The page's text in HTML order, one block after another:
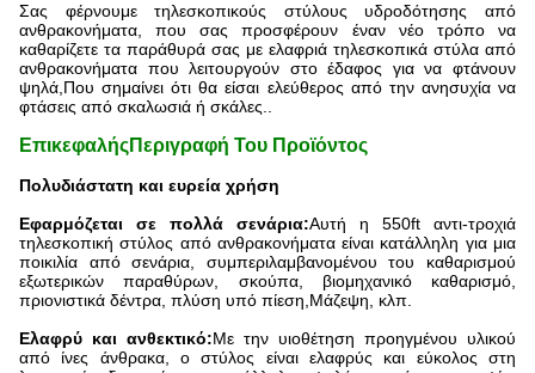
Σας φέρνουμε τηλεσκοπικούς στύλους υδροδότησης από
ανθρακονήματα, που σας προσφέρουν έναν νέο τρόπο να
καθαρίζετε τα παράθυρά σας με ελαφριά τηλεσκοπικά στύλα από
ανθρακονήματα που λειτουργούν στο έδαφος για να φτάνουν
ψηλά,Που σημαίνει ότι θα είσαι ελεύθερος από την ανησυχία να
φτάσεις από σκαλωσιά ή σκάλες..
ΕπικεφαλήςΠεριγραφή Του Προϊόντος
Πολυδιάστατη και ευρεία χρήση
Εφαρμόζεται σε πολλά σενάρια:Αυτή η 550ft αντι-τροχιά
τηλεσκοπική στύλος από ανθρακονήματα είναι κατάλληλη για μια
ποικιλία από σενάρια, συμπεριλαμβανομένου του καθαρισμού
εξωτερικών παραθύρων, σκούπα, βιομηχανικό καθαρισμό,
πριονιστικά δέντρα, πλύση υπό πίεση,Μάζεψη, κλπ.
Ελαφρύ και ανθεκτικό:Με την υιοθέτηση προηγμένου υλικού
από ίνες άνθρακα, ο στύλος είναι ελαφρύς και εύκολος στη